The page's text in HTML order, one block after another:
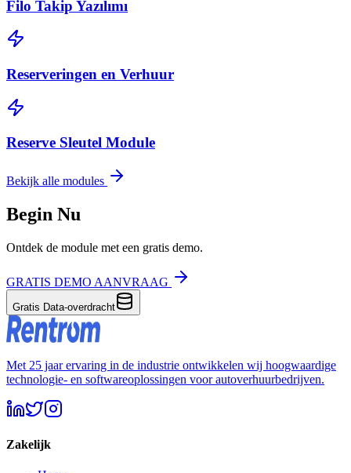
Filo Takip Yazılımı
Reserveringen en Verhuur
Reserve Sleutel Module
Bekijk alle modules
Begin Nu
Ontdek de module met een gratis demo.
GRATIS DEMO AANVRAAG
Gratis Data-overdracht
Met 25 jaar ervaring in de industrie ontwikkelen wij hoogwaardige
technologie- en softwareoplossingen voor autoverhuurbedrijven.
Zakelijk